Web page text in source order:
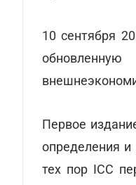
10 сентября
Первое
определения
тех пор IСС